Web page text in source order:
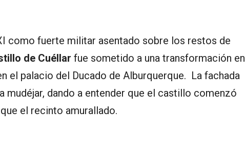
como fuerte militar asentado sobre los restos de
de Cuéllar fue sometido a una transformación en
el palacio del Ducado de Alburquerque. La fachada
mudéjar, dando a entender que el castillo comenzó
el recinto amurallado.